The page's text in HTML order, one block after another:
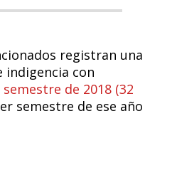
registran una
indigencia con
de 2018 (32
semestre de ese año